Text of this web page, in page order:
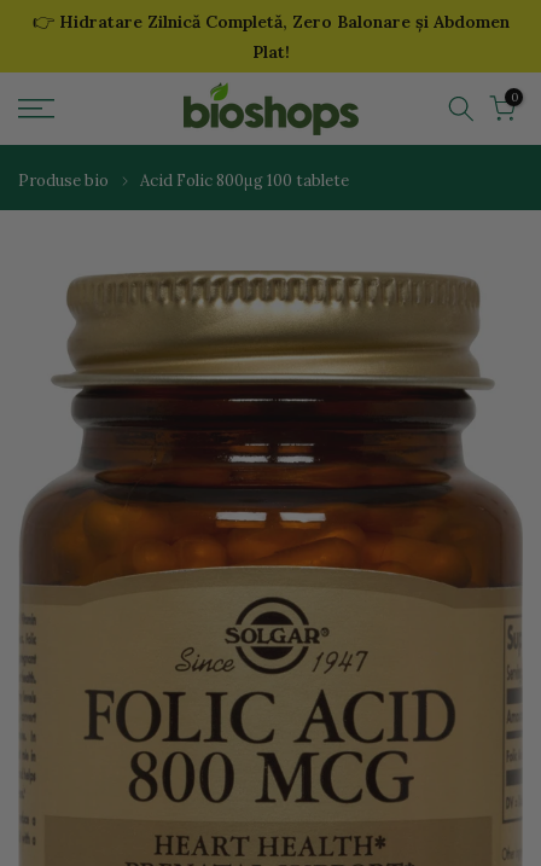
Sari
👉 Hidratare Zilnică Completă, Zero Balonare și Abdomen
Plat!
0
Produse bio Acid Folic 800μg 100 tablete